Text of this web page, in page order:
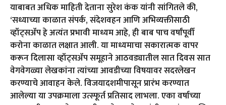
याबाबत अधिक माहिती देताना सुरेश कंक यांनी सांगितले की,
‘सध्याच्या काळात संपर्क, संदेशवहन आणि अभिव्यक्तीसाठी
व्हॉट्सॲप हे अत्यंत प्रभावी माध्यम आहे, ही बाब पाच वर्षांपूर्वी
करोना काळात लक्षात आली. या माध्यमाचा सकारात्मक वापर
करून दिलासा व्हॉट्सॲप समूहाने आठवड्यातील सात दिवस सात
वेगवेगळ्या लेखकांना त्यांच्या आवडीच्या विषयावर सदरलेखन
करण्याचे आवाहन केले. विजयादशमीपासून प्रारंभ करण्यात
आलेल्या या उपक्रमाला उत्स्फूर्त प्रतिसाद लाभला. एका वर्षाच्या